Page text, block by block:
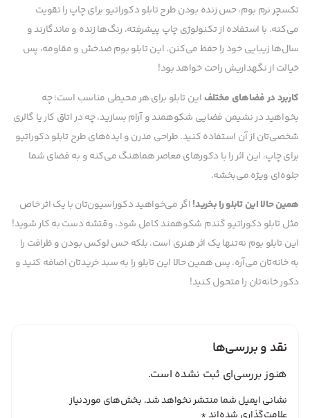
تکسچر نرم بوم، حس زنده بودن طرح تابلو دکوراتیو برای چاپ را تقویت
می‌کنه. با استفاده از تکنولوژی چاپ پیشرفته، رنگ‌ها زنده و ماندگارند و
سال‌ها زیبایی خود را حفظ می‌کنن. این تابلو بوم ضدخش و مقاومه، پس
خیالت از نگهداریش راحت خواهد بود!
کاربرد در فضاهای مختلف این تابلو برای هر محیطی مناسب است؛ چه
بخواهید در نشیمن فضایی شکوهمند و آرام بسازید، چه در اتاق کار یا گالری
شخصی‌تان از آن استفاده کنید. طراحی مدرن و ایده‌های طرح تابلو دکوراتیو
برای چاپ، این اثر را با دکورهای معاصر هماهنگ می‌کنه و به فضای شما
جلوه‌ای ویژه می‌بخشه.
همین حالا این تابلو را بخرید!اگر می‌خواهید دکوراسیون‌تان با یک اثر خاص
مثل تابلو دکوراتیو گندم شکوهمند کامل شود، وقتشه دست به کار شوید!
این تابلو بوم نه‌تنها یک اثر هنری است، بلکه حس لوکس بودن و ظرافت را
به خانه‌تان می‌آره. پس همین حالا این تابلو را به سبد خریدتان اضافه کنید و
دکور خانه‌تان را متحول کنید!
نقد و بررسی‌ها
هنوز بررسی‌ای ثبت نشده است.
نشانی ایمیل شما منتشر نخواهد شد. بخش‌های موردنیاز